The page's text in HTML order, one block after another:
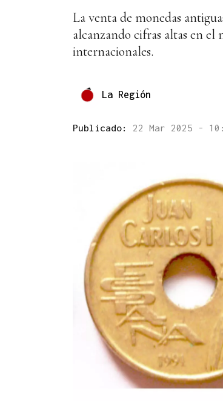
La venta de monedas
alcanzando cifras altas en el
internacionales.
La Región
Publicado: 22 Mar 2025 -